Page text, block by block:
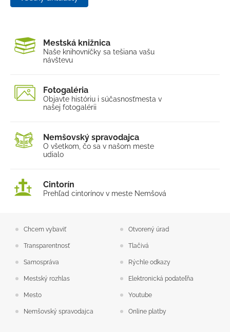
Fotogaléria
Projekty
Elektronické služby
Mestská knižnica
Naše knihovníčky sa tešiana vašu
návštevu
Fotogaléria
Objavte históriu i súčasnosťmesta v
našej fotogalérii
Nemšovský spravodajca
O všetkom, čo sa v našom meste
udialo
Cintorín
Prehľad cintorínov v meste Nemšová
Chcem vybaviť Otvorený úrad
Transparentnosť Tlačivá
Samospráva Rýchle odkazy
Mestský rozhlas Elektronická podateľňa
Mesto Youtube
Nemšovský spravodajca Online platby